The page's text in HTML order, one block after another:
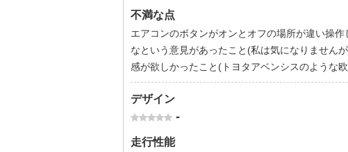
不満な点
エアコンのボタンがオンとオフの場所が違い操
なという意見があったこと(私は気になりません
感が欲しかったこと(トヨタアベンシスのような欧
デザイン
-
走行性能